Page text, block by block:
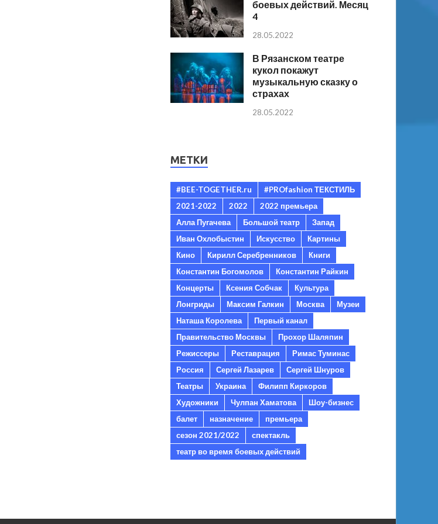
боевых действий. Месяц
4
28.05.2022
В Рязанском театре
кукол покажут
музыкальную сказку о
страхах
28.05.2022
МЕТКИ
#BEE-TOGETHER.ru
#PROfashion ТЕКСТИЛЬ
2021-2022
2022
2022 премьера
Алла Пугачева
Большой театр
Запад
Иван Охлобыстин
Искусство
Картины
Кино
Кирилл Серебренников
Книги
Константин Богомолов
Константин Райкин
Концерты
Ксения Собчак
Культура
Лонгриды
Максим Галкин Москва
Музеи
Наташа Королева
Первый канал
Правительство Москвы
Прохор Шаляпин
Режиссеры
Реставрация
Римас Туминас
Россия
Сергей Лазарев
Сергей Шнуров
Театры
Украина
Филипп Киркоров
Художники
Чулпан Хаматова
Шоу-бизнес
балет
назначение
премьера
сезон 2021/2022
спектакль
театр во время боевых действий